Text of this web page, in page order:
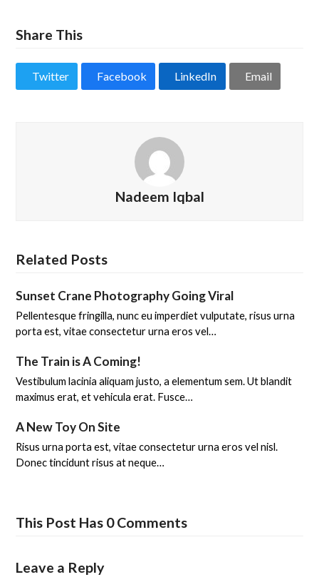
Share This
Twitter Facebook LinkedIn Email
Nadeem Iqbal
Related Posts
Sunset Crane Photography Going Viral
Pellentesque fringilla, nunc eu imperdiet vulputate, risus urna
porta est, vitae consectetur urna eros vel…
The Train is A Coming!
Vestibulum lacinia aliquam justo, a elementum sem. Ut blandit
maximus erat, et vehicula erat. Fusce…
A New Toy On Site
Risus urna porta est, vitae consectetur urna eros vel nisl.
Donec tincidunt risus at neque…
This Post Has 0 Comments
Leave a Reply